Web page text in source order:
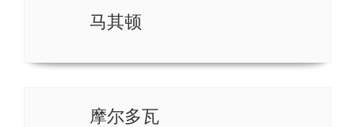
马其顿
摩尔多瓦